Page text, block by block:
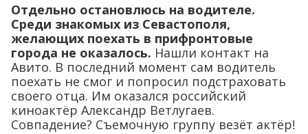
Отдельно остановлюсь на водителе.
Среди знакомых из Севастополя,
желающих поехать в прифронтовые
города не оказалось. Нашли контакт на
Авито. В последний момент сам водитель
поехать не смог и попросил подстраховать
своего отца. Им оказался российский
киноактёр Александр Ветлугаев.
Совпадение? Съемочную группу везёт актёр!